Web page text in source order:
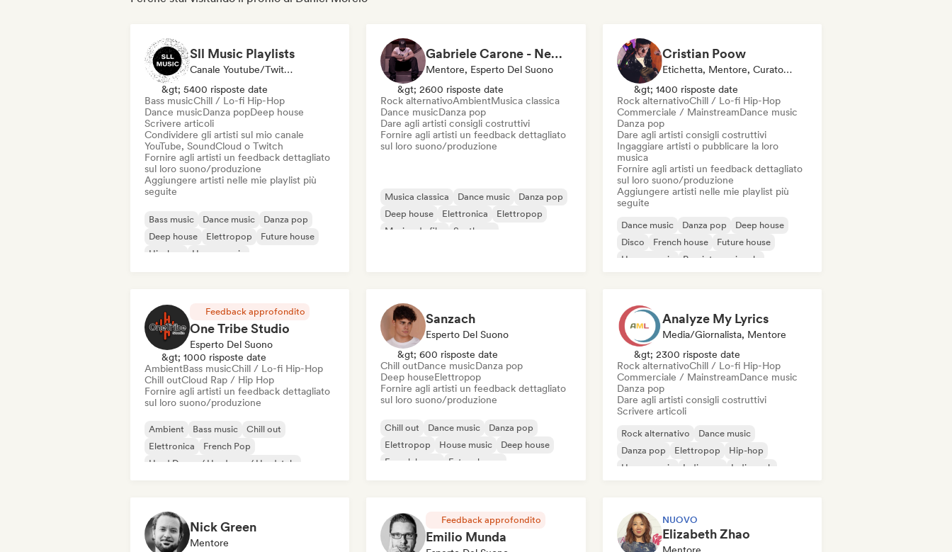
Sll Music Playlists
Canale Youtube/Twitch, Media/Giornalista, Curatore Di Playlist, Esperto Del Suono
&gt; 5400 risposte date
Bass musicChill / Lo-fi Hip-Hop
Dance musicDanza popDeep house
Scrivere articoli
Condividere gli artisti sul mio canale
YouTube, SoundCloud o Twitch
Fornire agli artisti un feedback dettagliato
sul loro suono/produzione
Aggiungere artisti nelle mie playlist più
seguite
Bass music Dance music
Danza pop
Deep house
Elettropop
Future house
Hip-hop
House music
Gabriele Carone - NewAir Studio
Mentore, Esperto Del Suono
&gt; 2600 risposte date
Rock alternativoAmbientMusica classica
Dance musicDanza pop
Dare agli artisti consigli costruttivi
Fornire agli artisti un feedback dettagliato
sul loro suono/produzione
Musica classica Dance music
Danza pop
Deep house
Elettronica
Elettropop
Musica da film
Synthpop
Cristian Poow
Etichetta, Mentore, Curatore Di Playlist, Esperto Del Suono
&gt; 1400 risposte date
Rock alternativoChill / Lo-fi Hip-Hop
Commerciale / MainstreamDance music
Danza pop
Dare agli artisti consigli costruttivi
Ingaggiare artisti o pubblicare la loro
musica
Fornire agli artisti un feedback dettagliato
sul loro suono/produzione
Aggiungere artisti nelle mie playlist più
seguite
Dance music Danza pop
Deep house
Disco
French house
Future house
House music
Pop internazionale
Feedback approfondito
One Tribe Studio
Esperto Del Suono
&gt; 1000 risposte date
AmbientBass musicChill / Lo-fi Hip-Hop
Chill outCloud Rap / Hip Hop
Fornire agli artisti un feedback dettagliato
sul loro suono/produzione
Ambient Bass music
Chill out
Elettronica
French Pop
Hard Dance / Hardcore / Hardstyle
Sanzach
Esperto Del Suono
&gt; 600 risposte date
Chill outDance musicDanza pop
Deep houseElettropop
Fornire agli artisti un feedback dettagliato
sul loro suono/produzione
Chill out Dance music
Danza pop
Elettropop
House music
Deep house
French house
Future house
Analyze My Lyrics
Media/Giornalista, Mentore
&gt; 2300 risposte date
Rock alternativoChill / Lo-fi Hip-Hop
Commerciale / MainstreamDance music
Danza pop
Dare agli artisti consigli costruttivi
Scrivere articoli
Rock alternativo
Dance music
Danza pop
Elettropop
Hip-hop
House music
Indie pop Indie rock
Nick Green
Mentore
Feedback approfondito
Emilio Munda
NUOVO
Elizabeth Zhao
Mentore